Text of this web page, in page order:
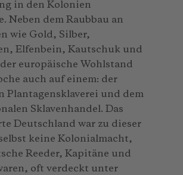
in den Kolonien
Neben dem Raubbau an
wie Gold, Silber,
Elfenbein, Kautschuk und
europäische Wohlstand
auch auf einem: der
Plantagensklaverei und dem
Sklavenhandel. Das
Deutschland war zu dieser
keine Kolonialmacht,
Reeder, Kapitäne und
oft verdeckt unter